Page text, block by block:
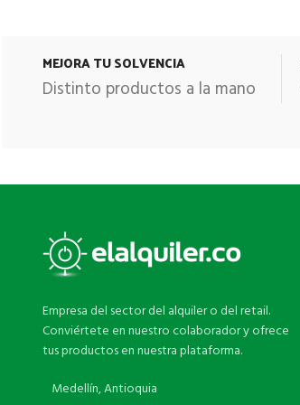
MEJORA TU SOLVENCIA
Distinto productos a la mano
Empresa del sector del alquiler o del retail.
Conviértete en nuestro colaborador y ofrece
tus productos en nuestra plataforma.
Medellín, Antioquia